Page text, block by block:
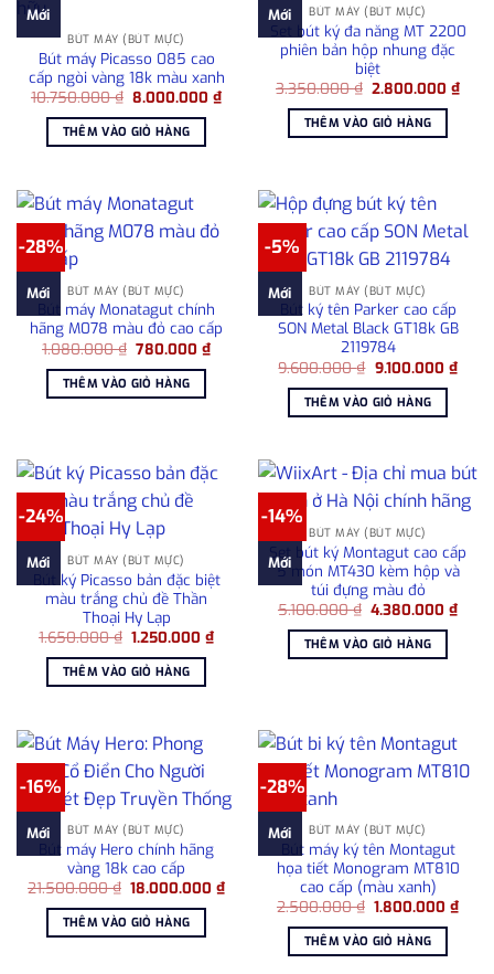
Mới
BÚT MÁY (BÚT MỰC)
Bút máy Picasso 085 cao
cấp ngòi vàng 18k màu xanh
10.750.000₫ Giá
là:
10.750.000 ₫.
8.000.000₫Giá
THÊM VÀO GIỎ HÀNG
Mới BÚT MÁY (BÚT MỰC)
Set bút ký đa năng MT 2200
phiên bản hộp nhung đặc
biệt
3.350.000₫ Giá
là:
3.350.000 ₫.
2.800.000₫Giá
THÊM VÀO GIỎ HÀNG
-28%
Mới BÚT MÁY (BÚT MỰC)
Bút máy Monatagut chính
hãng M078 màu đỏ cao cấp
1.080.000₫ Giá
là:
1.080.000 ₫.
780.000₫Giá
hiện
THÊM VÀO GIỎ HÀNG
-5%
Mới BÚT MÁY (BÚT MỰC)
Bút ký tên Parker cao cấp
SON Metal Black GT18k GB
2119784
9.600.000₫ Giá
là:
9.600.000 ₫.
9.100.000 ₫Giá
hiện
THÊM VÀO GIỎ HÀNG
-24%
Mới BÚT MÁY (BÚT MỰC)
Bút ký Picasso bản đặc biệt
màu trắng chủ đề Thần
Thoại Hy Lạp
1.650.000₫ Giá
là:
1.650.000 ₫.
1.250.000₫Giá
hiện
THÊM VÀO GIỎ HÀNG
-14%
Mới
BÚT MÁY (BÚT MỰC)
Set bút ký Montagut cao cấp
5 món MT430 kèm hộp và
túi đựng màu đỏ
5.100.000₫ Giá
là:
5.100.000 ₫.
4.380.000₫Giá
hiện
THÊM VÀO GIỎ HÀNG
-16%
Mới BÚT MÁY (BÚT MỰC)
Bút máy Hero chính hãng
vàng 18k cao cấp
21.500.000₫ Giá
là:
21.500.000 ₫.
18.000.000₫Giá
hiện
18.000.000 ₫.
THÊM VÀO GIỎ HÀNG
-28%
Mới BÚT MÁY (BÚT MỰC)
Bút máy ký tên Montagut
họa tiết Monogram MT810
cao cấp (màu xanh)
2.500.000₫ Giá
là:
2.500.000 ₫.
1.800.000₫Giá
hiện
THÊM VÀO GIỎ HÀNG